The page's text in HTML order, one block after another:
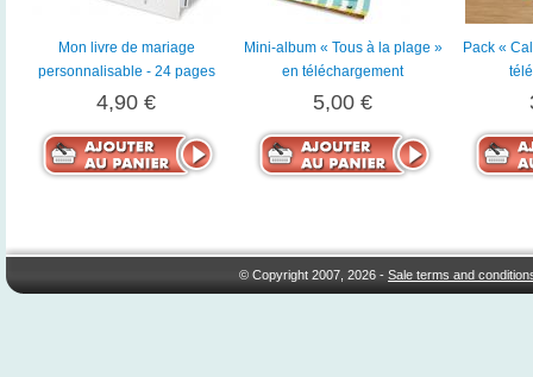
Mon livre de mariage
personnalisable - 24 pages
4,90 €
Mini-album « Tous à la plage »
en téléchargement
5,00 €
Pack «
© Copyright 2007, 2026 -Sale terms and